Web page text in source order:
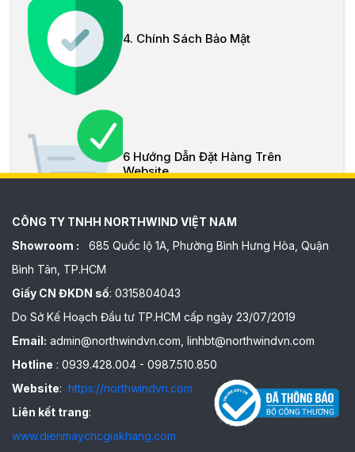
4. Chính Sách Bảo Mật
6 Hướng Dẫn Đặt Hàng Trên
Website
CÔNG TY TNHH NORTHWIND VIỆT NAM
Showroom : 685 Quốc lộ 1A, Phường Bình Hưng Hòa, Quận
Bình Tân, TP.HCM
Giấy CN ĐKDN số: 0315804043
Do Sở Kế Hoạch Đầu tư TP.HCM cấp ngày 23/07/2019
Email: admin@northwindvn.com, linhbt@northwindvn.com
Hotline : 0939.428.004 - 0987.510.850
Website: https://northwindvn.com
Liên kết trang:
www.dienmaycncgiakhang.com